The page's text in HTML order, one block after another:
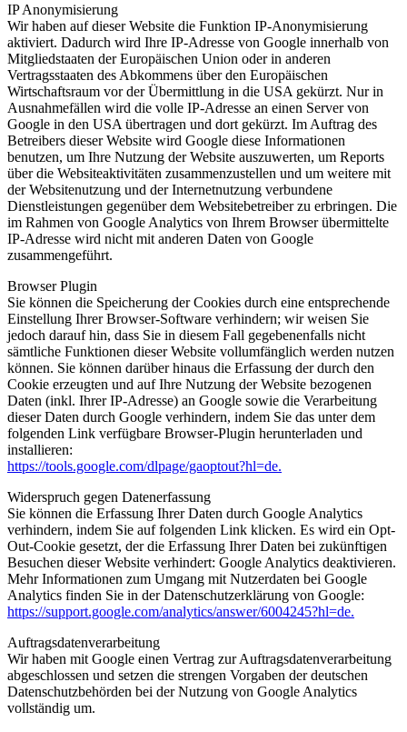
IP Anonymisierung
Wir haben auf dieser Website die Funktion IP-Anonymisierung
aktiviert. Dadurch wird Ihre IP-Adresse von Google innerhalb von
Mitgliedstaaten der Europäischen Union oder in anderen
Vertragsstaaten des Abkommens über den Europäischen
Wirtschaftsraum vor der Übermittlung in die USA gekürzt. Nur in
Ausnahmefällen wird die volle IP-Adresse an einen Server von
Google in den USA übertragen und dort gekürzt. Im Auftrag des
Betreibers dieser Website wird Google diese Informationen
benutzen, um Ihre Nutzung der Website auszuwerten, um Reports
über die Websiteaktivitäten zusammenzustellen und um weitere mit
der Websitenutzung und der Internetnutzung verbundene
Dienstleistungen gegenüber dem Websitebetreiber zu erbringen. Die
im Rahmen von Google Analytics von Ihrem Browser übermittelte
IP-Adresse wird nicht mit anderen Daten von Google
zusammengeführt.
Browser Plugin
Sie können die Speicherung der Cookies durch eine entsprechende
Einstellung Ihrer Browser-Software verhindern; wir weisen Sie
jedoch darauf hin, dass Sie in diesem Fall gegebenenfalls nicht
sämtliche Funktionen dieser Website vollumfänglich werden nutzen
können. Sie können darüber hinaus die Erfassung der durch den
Cookie erzeugten und auf Ihre Nutzung der Website bezogenen
Daten (inkl. Ihrer IP-Adresse) an Google sowie die Verarbeitung
dieser Daten durch Google verhindern, indem Sie das unter dem
folgenden Link verfügbare Browser-Plugin herunterladen und
installieren:
https://tools.google.com/dlpage/gaoptout?hl=de.
Widerspruch gegen Datenerfassung
Sie können die Erfassung Ihrer Daten durch Google Analytics
verhindern, indem Sie auf folgenden Link klicken. Es wird ein Opt-
Out-Cookie gesetzt, der die Erfassung Ihrer Daten bei zukünftigen
Besuchen dieser Website verhindert: Google Analytics deaktivieren.
Mehr Informationen zum Umgang mit Nutzerdaten bei Google
Analytics finden Sie in der Datenschutzerklärung von Google:
https://support.google.com/analytics/answer/6004245?hl=de.
Auftragsdatenverarbeitung
Wir haben mit Google einen Vertrag zur Auftragsdatenverarbeitung
abgeschlossen und setzen die strengen Vorgaben der deutschen
Datenschutzbehörden bei der Nutzung von Google Analytics
vollständig um.